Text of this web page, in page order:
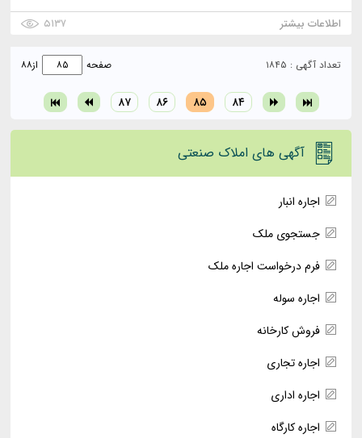
اطلاعات بیشتر
۵۱۳۷
تعداد آگهی : ۱۸۴۵
۸۴ ۸۵ ۸۶ ۸۷
صفحه از۸۸
آگهی های املاک صنعتی
اجاره انبار
جستجوی ملک
فرم درخواست اجاره ملک
اجاره سوله
فروش کارخانه
اجاره تجاری
اجاره اداری
اجاره کارگاه